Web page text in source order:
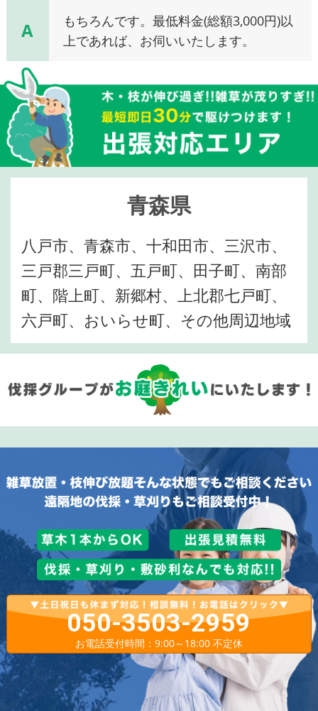
A
もちろんです。最低料金(総額3,000円)以
上であれば、お伺いいたします。
青森県
八戸市、青森市、十和田市、三沢市、
三戸郡三戸町、五戸町、田子町、南部
町、階上町、新郷村、上北郡七戸町、
六戸町、おいらせ町、その他周辺地域
050-3503-2959
お電話受付時間：9:00～18:00 不定休